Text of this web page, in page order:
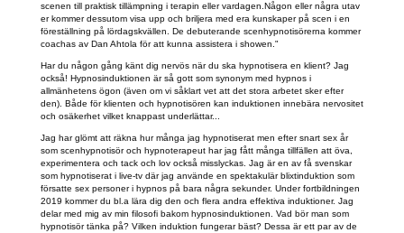
scenen till praktisk tillämpning i terapin eller vardagen.Någon eller några utav
er kommer dessutom visa upp och briljera med era kunskaper på scen i en
föreställning på lördagskvällen. De debuterande scenhypnotisörerna kommer
coachas av Dan Ahtola för att kunna assistera i showen."
Har du någon gång känt dig nervös när du ska hypnotisera en klient? Jag
också! Hypnosinduktionen är så gott som synonym med hypnos i
allmänhetens ögon (även om vi såklart vet att det stora arbetet sker efter
den). Både för klienten och hypnotisören kan induktionen innebära nervositet
och osäkerhet vilket knappast underlättar...
Jag har glömt att räkna hur många jag hypnotiserat men efter snart sex år
som scenhypnotisör och hypnoterapeut har jag fått många tillfällen att öva,
experimentera och tack och lov också misslyckas. Jag är en av få svenskar
som hypnotiserat i live-tv där jag använde en spektakulär blixtinduktion som
försatte sex personer i hypnos på bara några sekunder. Under fortbildningen
2019 kommer du bl.a lära dig den och flera andra effektiva induktioner. Jag
delar med mig av min filosofi bakom hypnosinduktionen. Vad bör man som
hypnotisör tänka på? Vilken induktion fungerar bäst? Dessa är ett par av de